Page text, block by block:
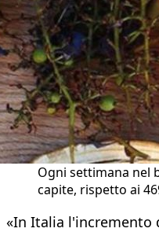
Ogni settimana nel
capite, rispetto ai
«In Italia l'incremento